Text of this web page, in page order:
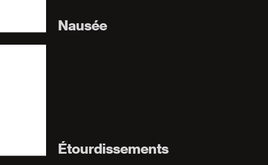
Nausée
Étourdissements